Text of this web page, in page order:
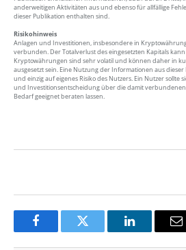
anderweitigen Aktivitäten aus und ebenso für allfällige
dieser Publikation enthalten sind.
Risikohinweis
Anlagen und Investitionen, insbesondere in
verbunden. Der Totalverlust des eingesetzten Kapitals
Kryptowährungen sind sehr volatil und können daher in
ausgesetzt sein. Eine Nutzung der Informationen aus dieser
und einzig auf eigenes Risiko des Nutzers. Ein Nutzer sollte
und Investitionsentscheidung über die damit verbundenen
Bedarf geeignet beraten lassen.
FacebookTwitter LinkedIn